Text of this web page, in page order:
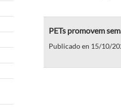
PETs promovem
Publicado en 15/10/